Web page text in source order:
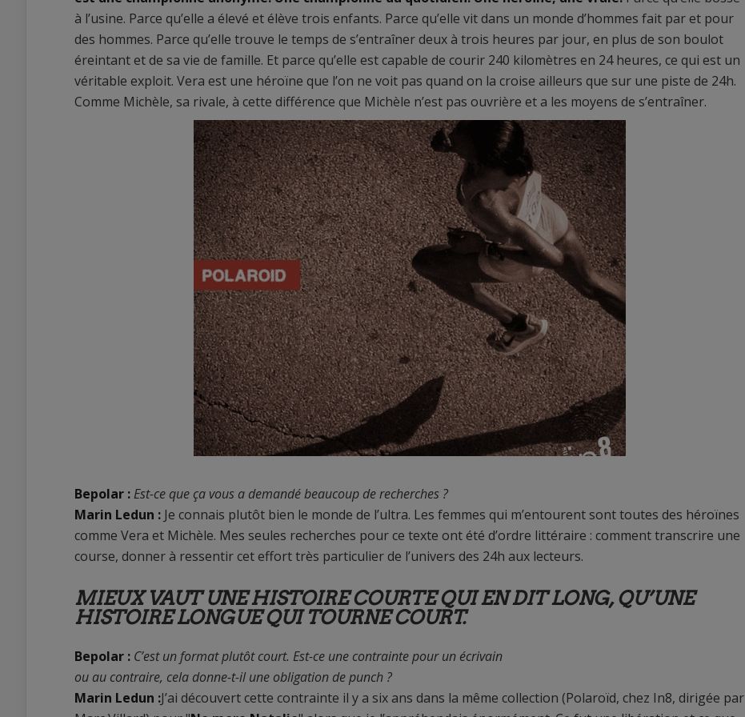
à l’usine. Parce qu’elle a élevé et élève trois enfants. Parce qu’elle vit dans un monde d’hommes fait par et pour
des hommes. Parce qu’elle trouve le temps de s’entraîner deux à trois heures par jour, en plus de son boulot
éreintant et de sa vie de famille. Et parce qu’elle est capable de courir 240 kilomètres en 24 heures, ce qui est un
véritable exploit. Vera est une héroïne que l’on ne voit pas quand on la croise ailleurs que sur une piste de 24h.
Comme Michèle, sa rivale, à cette différence que Michèle n’est pas ouvrière et a les moyens de s’entraîner.
Bepolar : Est-ce que ça vous a demandé beaucoup de recherches ?
Marin Ledun : Je connais plutôt bien le monde de l’ultra. Les femmes qui m’entourent sont toutes des héroïnes
comme Vera et Michèle. Mes seules recherches pour ce texte ont été d’ordre littéraire : comment transcrire une
course, donner à ressentir cet effort très particulier de l’univers des 24h aux lecteurs.
MIEUX VAUT UNE HISTOIRE COURTE QUI EN DIT LONG, QU’UNE
HISTOIRE LONGUE QUI TOURNE COURT.
Bepolar : C’est un format plutôt court. Est-ce une contrainte pour un écrivain
ou au contraire, cela donne-t-il une obligation de punch ?
Marin Ledun :J’ai découvert cette contrainte il y a six ans dans la même collection (Polaroïd, chez In8, dirigée par